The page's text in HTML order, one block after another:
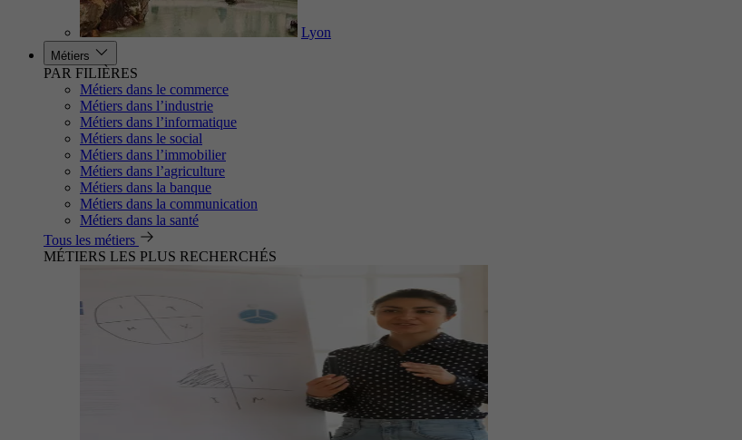
Lyon
Métiers
PAR FILIÈRES
Métiers dans le commerce
Métiers dans l’industrie
Métiers dans l’informatique
Métiers dans le social
Métiers dans l’immobilier
Métiers dans l’agriculture
Métiers dans la banque
Métiers dans la communication
Métiers dans la santé
Tous les métiers
MÉTIERS LES PLUS RECHERCHÉS